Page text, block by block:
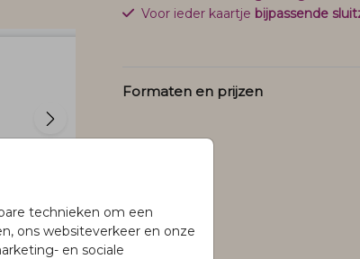
technieken om een
ons websiteverkeer en onze
en sociale
Voor ieder kaartje bijpassende
Formaten en prijzen